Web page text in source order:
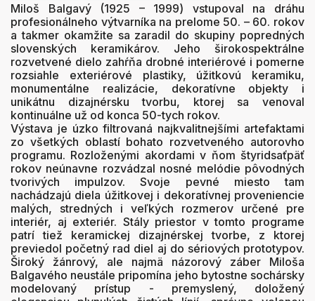
Miloš Balgavý (1925 – 1999) vstupoval na dráhu
profesionálneho výtvarníka na prelome 50. – 60. rokov
a takmer okamžite sa zaradil do skupiny popredných
slovenských keramikárov. Jeho širokospektrálne
rozvetvené dielo zahŕňa drobné interiérové i pomerne
rozsiahle exteriérové plastiky, úžitkovú keramiku,
monumentálne realizácie, dekoratívne objekty i
unikátnu dizajnérsku tvorbu, ktorej sa venoval
kontinuálne už od konca 50-tych rokov.
Výstava je úzko filtrovaná najkvalitnejšími artefaktami
zo všetkých oblastí bohato rozvetveného autorovho
programu. Rozloženými akordami v ňom štyridsaťpäť
rokov neúnavne rozvádzal nosné melódie pôvodných
tvorivých impulzov. Svoje pevné miesto tam
nachádzajú diela úžitkovej i dekoratívnej proveniencie
malých, stredných i veľkých rozmerov určené pre
interiér, aj exteriér. Stály priestor v tomto programe
patrí tiež keramickej dizajnérskej tvorbe, z ktorej
previedol početný rad diel aj do sériových prototypov.
Široký žánrový, ale najmä názorový záber Miloša
Balgavého neustále pripomína jeho bytostne sochársky
modelovaný prístup - premyslený, doložený